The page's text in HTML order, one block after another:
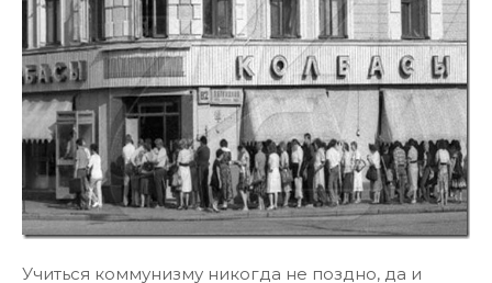
Учиться коммунизму никогда не поздно, да и